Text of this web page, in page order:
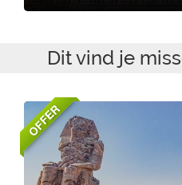
Dit vind je
OFFER